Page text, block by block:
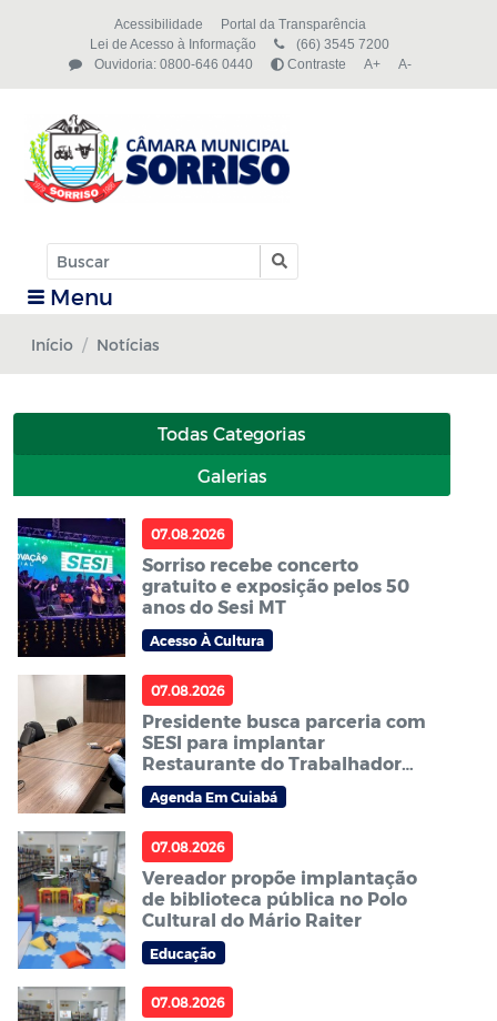
Acessibilidade
Portal da Transparência
Lei de Acesso à Informação
(66) 3545 7200
Ouvidoria: 0800-646 0440
Contraste A+ A-
Menu
Início Notícias
Todas Categorias
Galerias
07.08.2026
Sorriso recebe concerto
gratuito e exposição pelos 50
anos do Sesi MT
Acesso À Cultura
07.08.2026
Presidente busca parceria com
SESI para implantar
Restaurante do Trabalhador
em Sorriso
Agenda Em Cuiabá
07.08.2026
Vereador propõe implantação
de biblioteca pública no Polo
Cultural do Mário Raiter
Educação
07.08.2026